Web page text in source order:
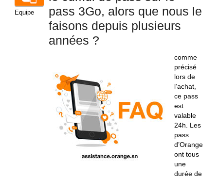
pass 3Go, alors que nous le
faisons depuis plusieurs
années ?
comme
précisé
lors de
l’achat,
ce pass
est
valable
24h. Les
pass
d’Orange
ont tous
une
durée de
Equipe